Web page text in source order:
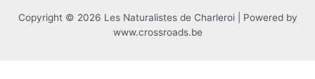
Copyright © 2026 Les Naturalistes de Charleroi | Powered by
www.crossroads.be